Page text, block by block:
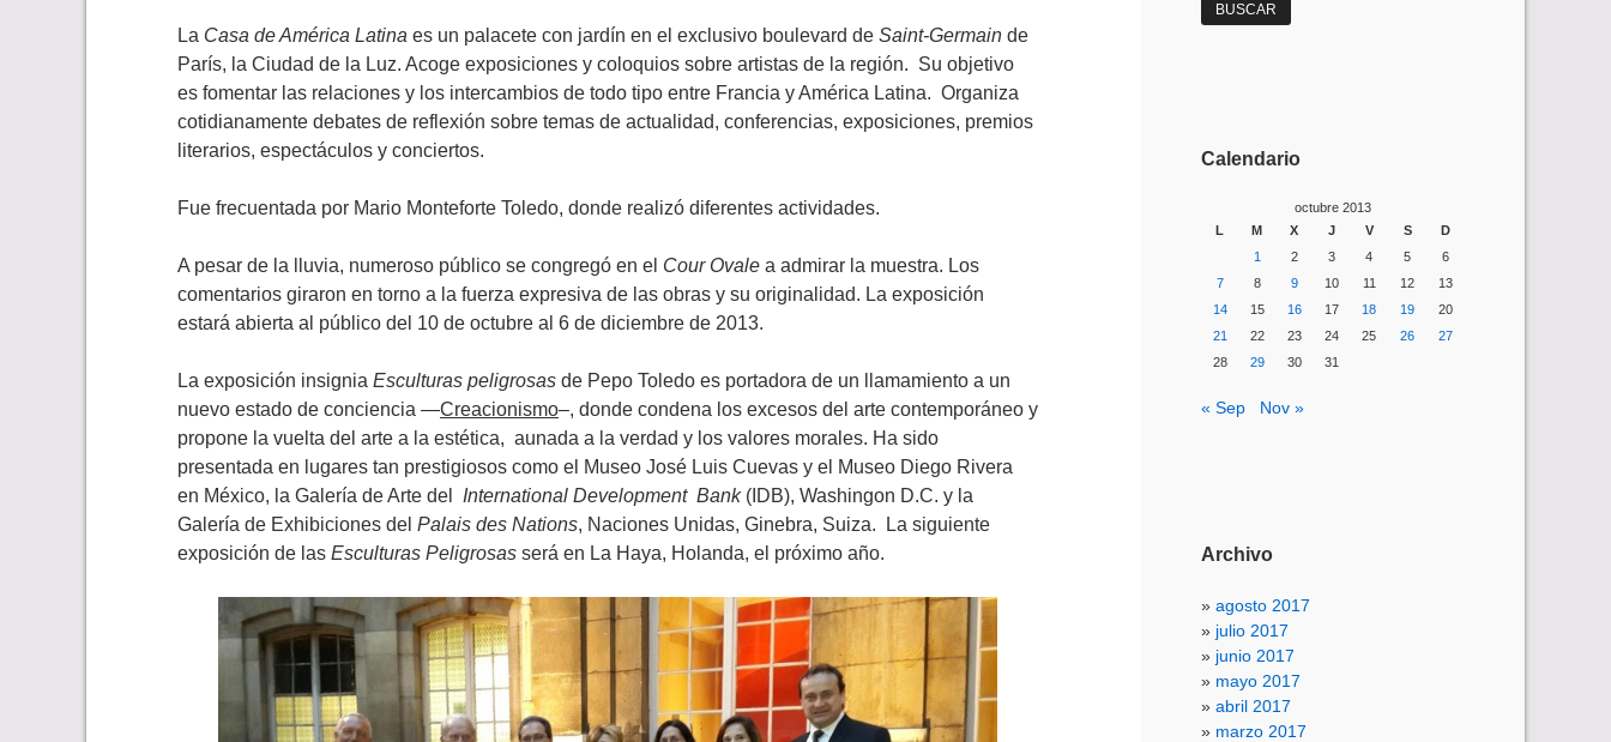
La Casa de América Latina es un palacete con jardín en el exclusivo boulevard de Saint-Germain de
París, la Ciudad de la Luz. Acoge exposiciones y coloquios sobre artistas de la región. Su objetivo
es fomentar las relaciones y los intercambios de todo tipo entre Francia y América Latina. Organiza
cotidianamente debates de reflexión sobre temas de actualidad, conferencias, exposiciones, premios
literarios, espectáculos y conciertos.
Fue frecuentada por Mario Monteforte Toledo, donde realizó diferentes actividades.
A pesar de la lluvia, numeroso público se congregó en el Cour Ovale a admirar la muestra. Los
comentarios giraron en torno a la fuerza expresiva de las obras y su originalidad. La exposición
estará abierta al público del 10 de octubre al 6 de diciembre de 2013.
La exposición insignia Esculturas peligrosas de Pepo Toledo es portadora de un llamamiento a un
nuevo estado de conciencia —Creacionismo–, donde condena los excesos del arte contemporáneo y
propone la vuelta del arte a la estética, aunada a la verdad y los valores morales. Ha sido
presentada en lugares tan prestigiosos como el Museo José Luis Cuevas y el Museo Diego Rivera
en México, la Galería de Arte del International Development Bank(IDB), Washingon D.C. y la
Galería de Exhibiciones del Palais des Nations, Naciones Unidas, Ginebra, Suiza. La siguiente
exposición de las Esculturas Peligrosas será en La Haya, Holanda, el próximo año.
Calendario
octubre 2013
L
M X J V S
D
1
2 3 4 5
6
7
8 9 10 11 12
13
14
15 16 17 18 19
20
21
22 23 24 25 26
27
28
29 30 31
« Sep Nov »
Archivo
agosto 2017
julio 2017
junio 2017
mayo 2017
abril 2017
marzo 2017